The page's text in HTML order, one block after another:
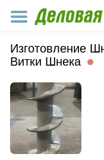
Изготовление
Витки Шнека